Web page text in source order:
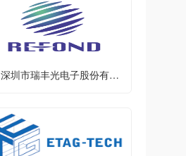
深圳市瑞丰光电子股份有限公司